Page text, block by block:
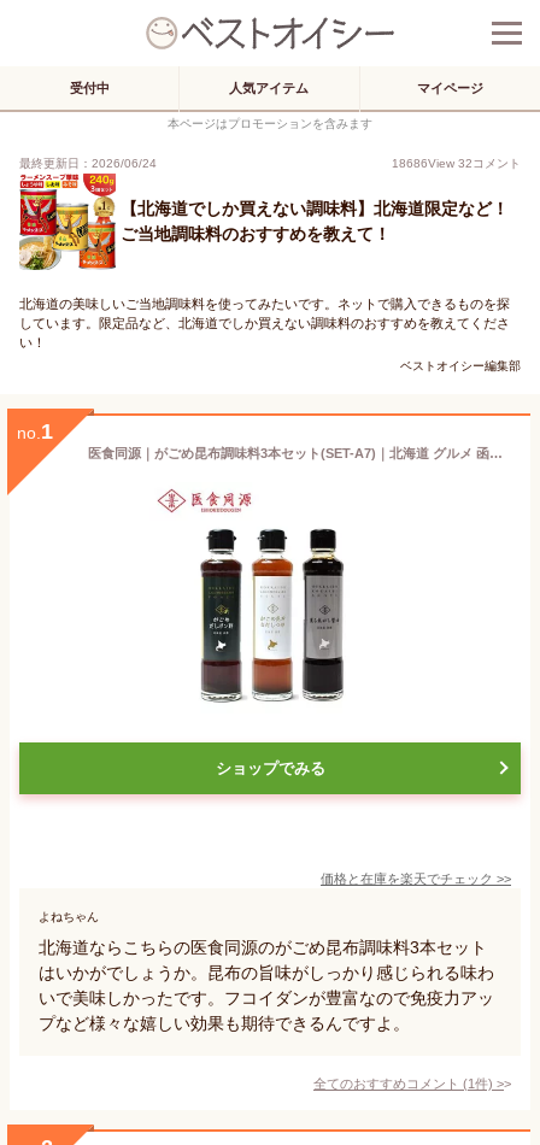
受付中 人気アイテム マイページ
本ページはプロモーションを含みます
最終更新日：2026/06/24 18686View 32コメント
【北海道でしか買えない調味料】北海道限定など！
ご当地調味料のおすすめを教えて！
北海道の美味しいご当地調味料を使ってみたいです。ネットで購入できるものを探
しています。限定品など、北海道でしか買えない調味料のおすすめを教えてくださ
い！
ベストオイシー編集部
no. 1
医食同源｜がごめ昆布調味料3本セット(SET-A7)｜北海道 グルメ 函館 がごめ昆布｜代金引換不可
ショップでみる
価格と在庫を楽天でチェック >>
よねちゃん
北海道ならこちらの医食同源のがごめ昆布調味料3本セット
はいかがでしょうか。昆布の旨味がしっかり感じられる味わ
いで美味しかったです。フコイダンが豊富なので免疫力アッ
プなど様々な嬉しい効果も期待できるんですよ。
全てのおすすめコメント (1件) >